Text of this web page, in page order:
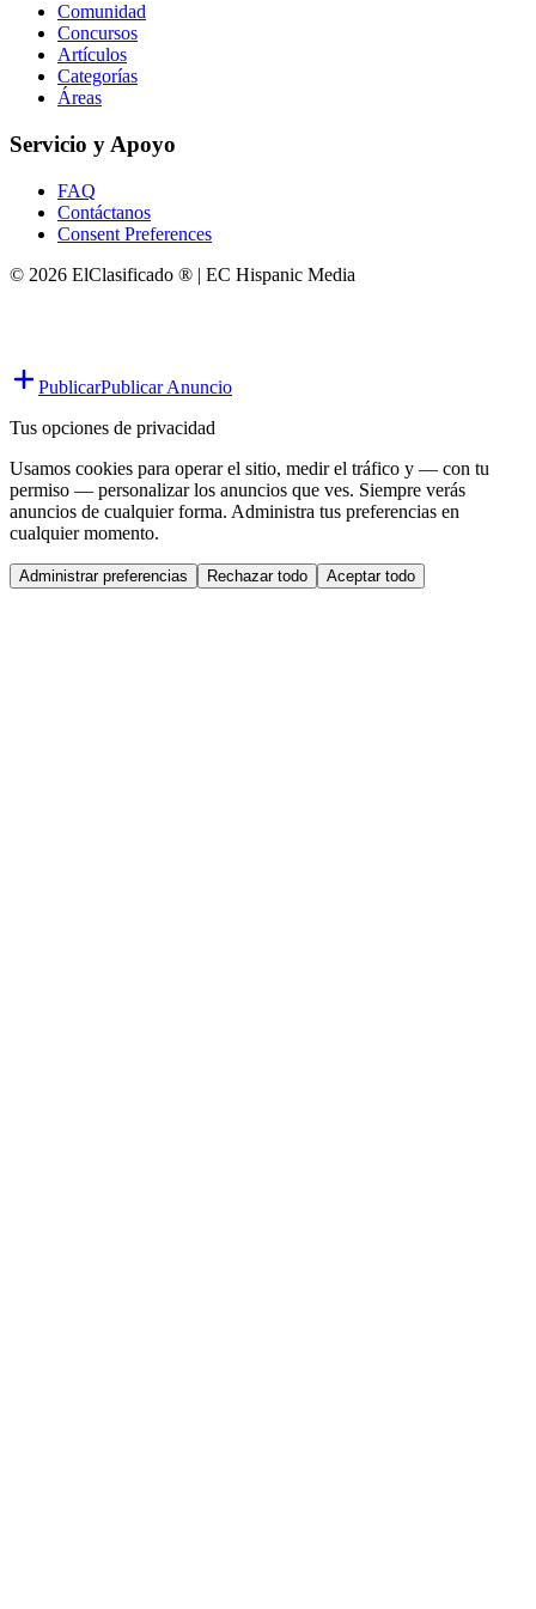
Comunidad
Concursos
Artículos
Categorías
Áreas
Servicio y Apoyo
FAQ
Contáctanos
Consent Preferences
© 2026 ElClasificado ® | EC Hispanic Media
PublicarPublicar Anuncio
Tus opciones de privacidad
Usamos cookies para operar el sitio, medir el tráfico y — con tu
permiso — personalizar los anuncios que ves. Siempre verás
anuncios de cualquier forma. Administra tus preferencias en
cualquier momento.
Administrar preferencias Rechazar todo Aceptar todo